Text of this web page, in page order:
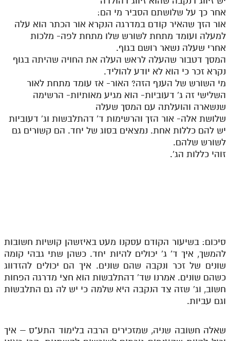
אחר כך על שלושתם הסביר מי הם:
אור הזך שהאיר קודם במדרגה הנקרא אור הכתר הוא עלה
למעלה ועומד מתחת לשורש שלו מתחת לפה- מלכות
אחרי שעלה נשאר רושם בגוף.
המסך דטבור שהעלה לראש העלה את החויה שהיתה בגוף
נקרא זכר כי הוא לא יודע להוליד.
מי השורש של הענף הזה? האור- אז עומד מתחת לאור
השלישי זה ג' דעוביות- הוא מגיע מאותיות- הרשימה
שנשארה והועלתה עם המסך שעלה
שלושת אלה- אור הזך והרשימות ד' דהתלבשות וג' דעוביות
יש להם כללות אחת. נמצאים בסוג של יחד. הם קשורים גם
לשורש שלהם.
זוהי כללות הג'.
סיכום: בשיעור הקודם עסקנו מעט באיזשהן קושיות חשובות
להמשך, איך ד' ג' יכולים להיות יחד. כשהן שתי גבהי קומה
שונים של זכר ונקבה שהם שונים. איך הם יכולים להזדווג
כשהם שונים. אמרנו שד' דהתלבשות הוא חצי מדרגה הפחות
חשוב, וג' שזה צד הנקבה היא שלמה כי יש לה גם התלבשות
וגם עביות.
שאלה חשובה שניה, שמזכירים הרבה בלימוד התע"ס – איך